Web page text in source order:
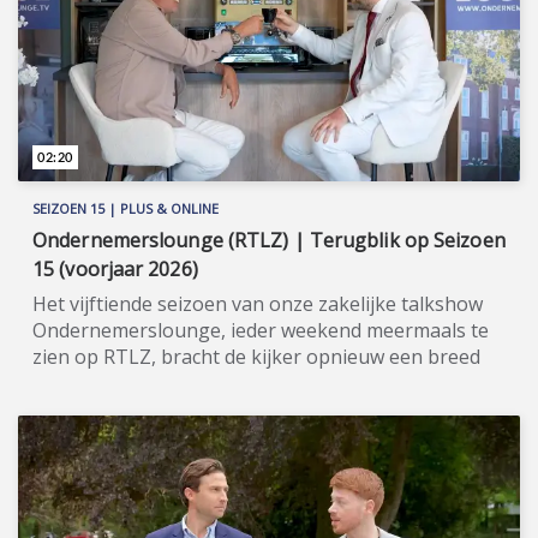
www.mindmend.nl (https://www.mindmend.nl)
SEIZOEN 15 | PLUS & ONLINE
Ondernemerslounge (RTLZ) | Terugblik op Seizoen
15 (voorjaar 2026)
Het vijftiende seizoen van onze zakelijke talkshow
Ondernemerslounge, ieder weekend meermaals te
zien op RTLZ, bracht de kijker opnieuw een breed
gebied van ondernemerschap, investeren en
genieten van het leven. Onze studio in het koetshuis
van Kasteel Hoekelum werd hierbij zoals altijd
ingericht met het statige meubilair van Jan Frantzen.
Bovendien werd de studio dit seizoen verrijkt met de
02:20